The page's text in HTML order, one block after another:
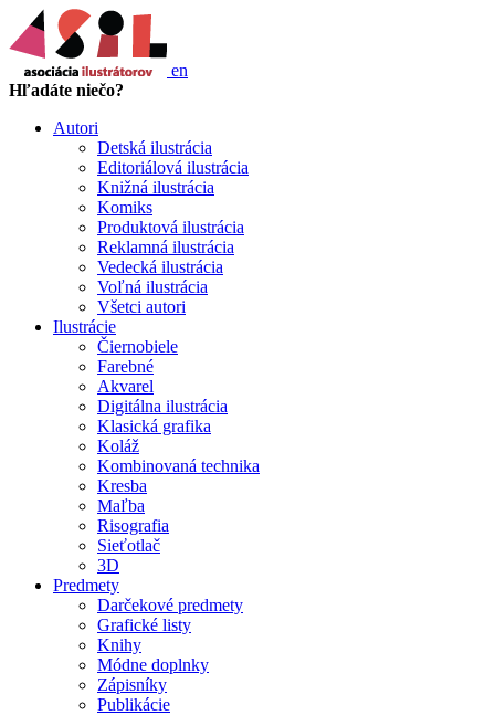
en
Hľadáte niečo?
Autori
Detská ilustrácia
Editoriálová ilustrácia
Knižná ilustrácia
Komiks
Produktová ilustrácia
Reklamná ilustrácia
Vedecká ilustrácia
Voľná ilustrácia
Všetci autori
Ilustrácie
Čiernobiele
Farebné
Akvarel
Digitálna ilustrácia
Klasická grafika
Koláž
Kombinovaná technika
Kresba
Maľba
Risografia
Sieťotlač
3D
Predmety
Darčekové predmety
Grafické listy
Knihy
Módne doplnky
Zápisníky
Publikácie